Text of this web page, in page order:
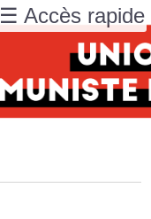
☰ Accès rapide